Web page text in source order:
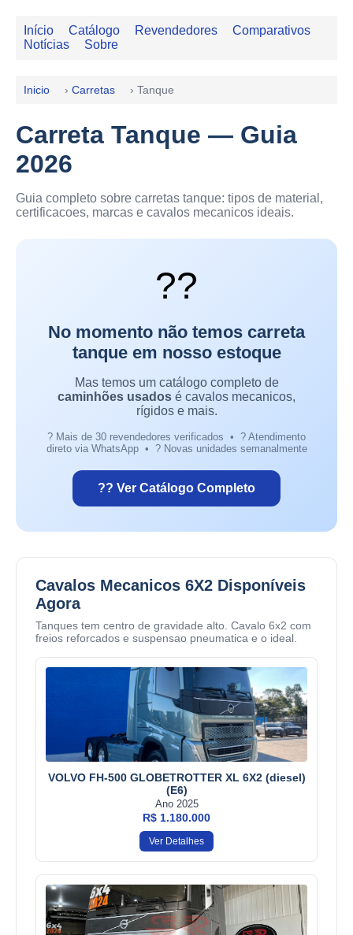
Início Catálogo Revendedores
Comparativos
Notícias
Sobre
Inicio › Carretas › Tanque
Carreta Tanque — Guia
2026
Guia completo sobre carretas tanque: tipos de material,
certificacoes, marcas e cavalos mecanicos ideais.
??
No momento não temos carreta
tanque em nosso estoque
Mas temos um catálogo completo de
caminhões usados é cavalos mecanicos,
rígidos e mais.
? Mais de 30 revendedores verificados • ? Atendimento
direto via WhatsApp • ? Novas unidades semanalmente
?? Ver Catálogo Completo
Cavalos Mecanicos 6X2 Disponíveis
Agora
Tanques tem centro de gravidade alto. Cavalo 6x2 com
freios reforcados e suspensao pneumatica e o ideal.
VOLVO FH-500 GLOBETROTTER XL 6X2 (diesel)
(E6)
Ano 2025
R$ 1.180.000
Ver Detalhes